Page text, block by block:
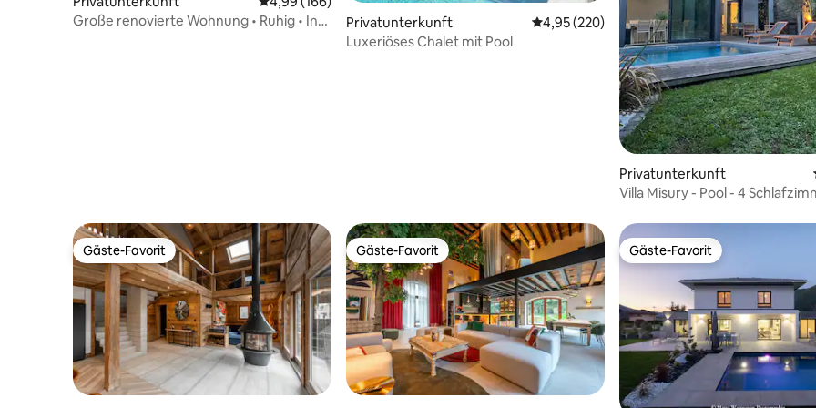
Große renovierte Wohnung • Ruhig • In
Privatunterkunft Durchschnittliche Bewertung: 4,95 von 5,
4,95 (220)
Luxeriöses Chalet mit Pool
Privatunterkunft
Villa Misury - Pool - 4
Gäste-Favorit
Gäste-Favorit Gäste-Favorit
Gäste-Favorit Gäste-Favorit
Gäste-Favorit